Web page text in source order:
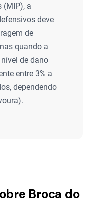
(MIP), a
deve
de
quando a
de dano
entre 3% a
dependendo
Broca do